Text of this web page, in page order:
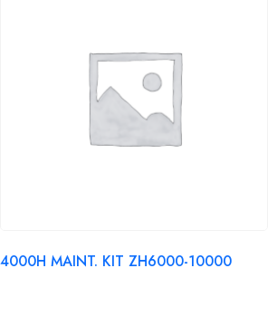
4000H MAINT. KIT ZH6000-10000